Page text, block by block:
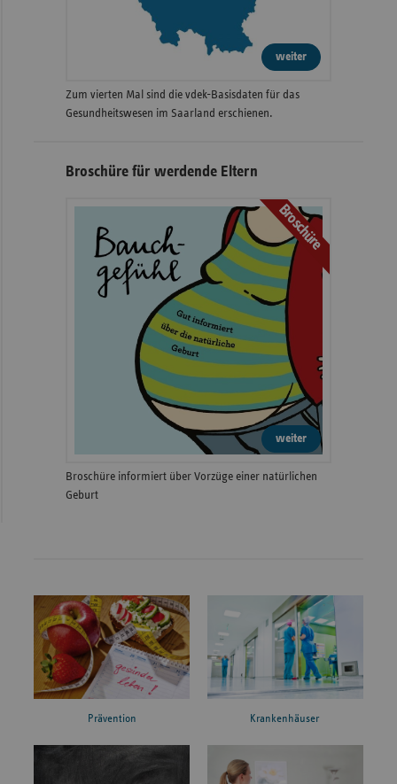
weiter
Zum vierten Mal sind die vdek-Basisdaten für das
Gesundheitswesen im Saarland erschienen.
Broschüre für werdende Eltern
Broschüre
weiter
Broschüre informiert über Vorzüge einer natürlichen
Geburt
Prävention Krankenhäuser